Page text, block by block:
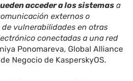
acceder a los sistemas a
externos o
vulnerabilidades en otras
conectadas a una red
Ponomareva, Global Alliance
Negocio de KasperskyOS.